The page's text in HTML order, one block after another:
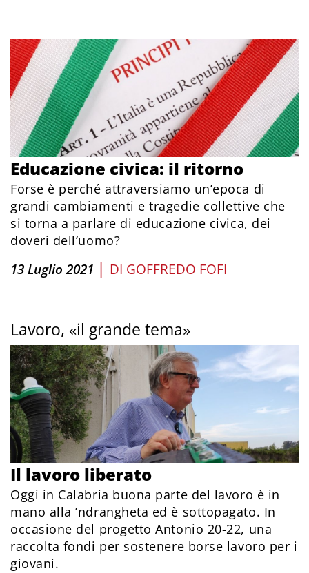
Educazione civica: il ritorno
Forse è perché attraversiamo un’epoca di
grandi cambiamenti e tragedie collettive che
si torna a parlare di educazione civica, dei
doveri dell’uomo?
13 Luglio 2021 | DI GOFFREDO FOFI
Lavoro, «il grande tema»
Il lavoro liberato
Oggi in Calabria buona parte del lavoro è in
mano alla ’ndrangheta ed è sottopagato. In
occasione del progetto Antonio 20-22, una
raccolta fondi per sostenere borse lavoro per i
giovani.